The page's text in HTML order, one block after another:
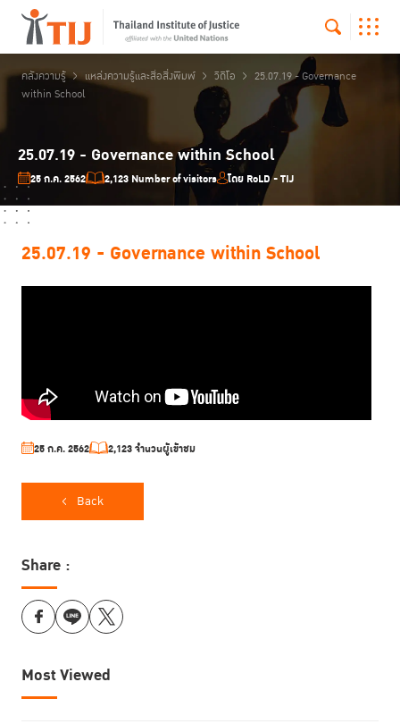
คลังความรู้ แหล่งความรู้และสื่อสิ่งพิมพ์ วิดีโอ
25.07.19 - Governance
within School
25.07.19 - Governance within School
25 ก.ค. 2562 2,123 Number of visitors โดย RoLD - TIJ
25.07.19 - Governance within School
25 ก.ค. 2562 2,123 จำนวนผู้เข้าชม
Back
Share :
Most Viewed